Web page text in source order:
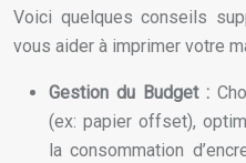
Voici quelques conseils
vous aider à imprimer votre
Gestion du Budget :
(ex: papier offset),
la consommation